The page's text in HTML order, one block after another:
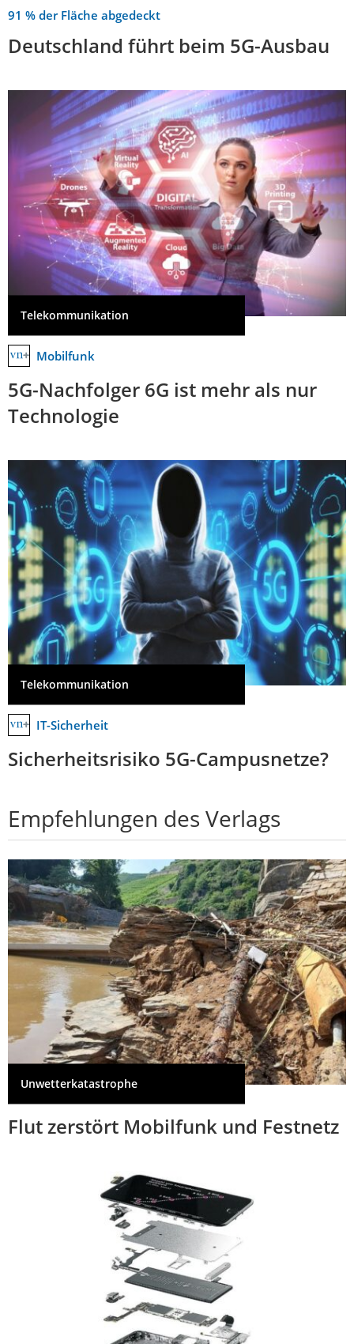
91 % der Fläche abgedeckt
Deutschland führt beim 5G-Ausbau
Telekommunikation
Mobilfunk
5G-Nachfolger 6G ist mehr als nur
Technologie
Telekommunikation
IT-Sicherheit
Sicherheitsrisiko 5G-Campusnetze?
Empfehlungen des Verlags
Unwetterkatastrophe
Flut zerstört Mobilfunk und Festnetz